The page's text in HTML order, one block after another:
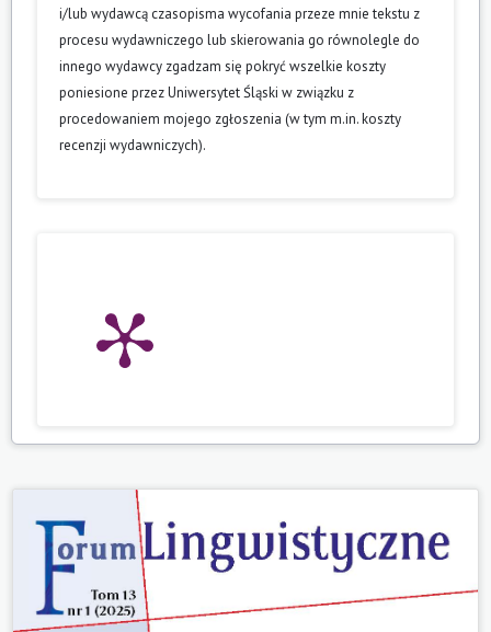
i/lub wydawcą czasopisma wycofania przeze mnie tekstu z
procesu wydawniczego lub skierowania go równolegle do
innego wydawcy zgadzam się pokryć wszelkie koszty
poniesione przez Uniwersytet Śląski w związku z
procedowaniem mojego zgłoszenia (w tym m.in. koszty
recenzji wydawniczych).